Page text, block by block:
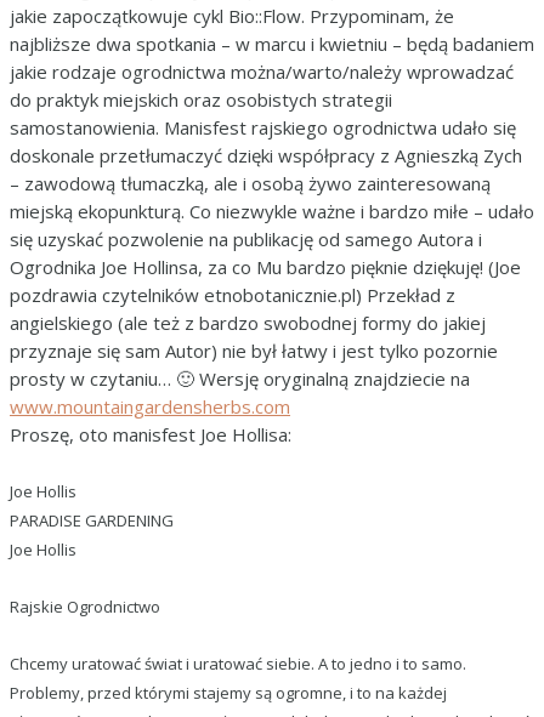
jakie zapoczątkowuje cykl Bio::Flow. Przypominam, że
najbliższe dwa spotkania – w marcu i kwietniu – będą badaniem
jakie rodzaje ogrodnictwa można/warto/należy wprowadzać
do praktyk miejskich oraz osobistych strategii
samostanowienia. Manisfest rajskiego ogrodnictwa udało się
doskonale przetłumaczyć dzięki współpracy z Agnieszką Zych
– zawodową tłumaczką, ale i osobą żywo zainteresowaną
miejską ekopunkturą. Co niezwykle ważne i bardzo miłe – udało
się uzyskać pozwolenie na publikację od samego Autora i
Ogrodnika Joe Hollinsa, za co Mu bardzo pięknie dziękuję! (Joe
pozdrawia czytelników etnobotanicznie.pl) Przekład z
angielskiego (ale też z bardzo swobodnej formy do jakiej
przyznaje się sam Autor) nie był łatwy i jest tylko pozornie
prosty w czytaniu… 🙂 Wersję oryginalną znajdziecie na
www.mountaingardensherbs.com
Proszę, oto manisfest Joe Hollisa:
Joe Hollis
PARADISE GARDENING
Joe Hollis
Rajskie Ogrodnictwo
Chcemy uratować świat i uratować siebie. A to jedno i to samo.
Problemy, przed którymi stajemy są ogromne, i to na każdej